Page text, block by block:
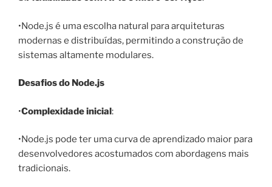
•Node.js é uma escolha natural para arquiteturas
modernas e distribuídas, permitindo a construção de
sistemas altamente modulares.
Desafios do Node.js
•Complexidade inicial:
•Node.js pode ter uma curva de aprendizado maior para
desenvolvedores acostumados com abordagens mais
tradicionais.